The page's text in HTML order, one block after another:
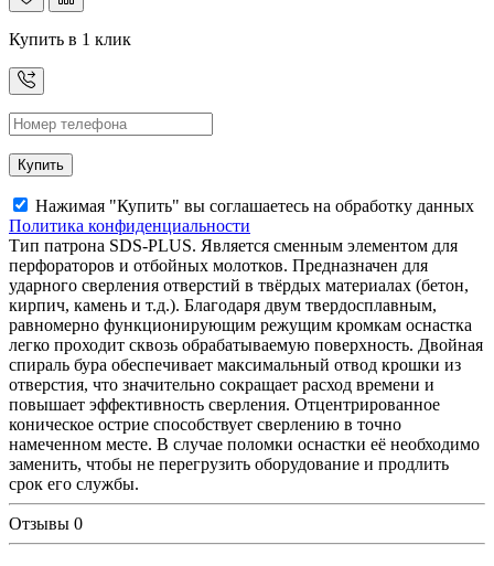
Купить в 1 клик
Купить
Нажимая "Купить" вы соглашаетесь на обработку данных
Политика конфиденциальности
Тип патрона SDS-PLUS. Является сменным элементом для
перфораторов и отбойных молотков. Предназначен для
ударного сверления отверстий в твёрдых материалах (бетон,
кирпич, камень и т.д.). Благодаря двум твердосплавным,
равномерно функционирующим режущим кромкам оснастка
легко проходит сквозь обрабатываемую поверхность. Двойная
спираль бура обеспечивает максимальный отвод крошки из
отверстия, что значительно сокращает расход времени и
повышает эффективность сверления. Отцентрированное
коническое острие способствует сверлению в точно
намеченном месте. В случае поломки оснастки её необходимо
заменить, чтобы не перегрузить оборудование и продлить
срок его службы.
Отзывы 0